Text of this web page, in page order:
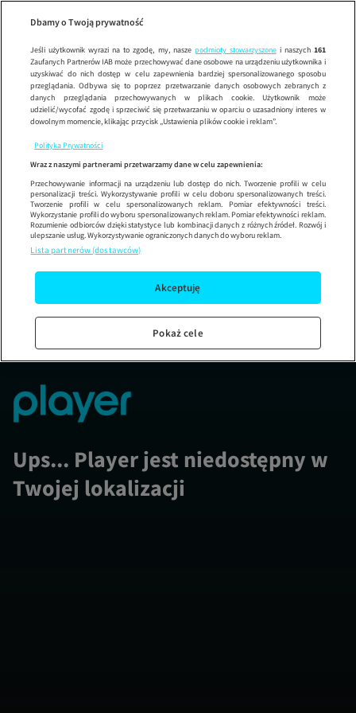
Wypróbuj aplikację mobilną
Korzystaj z łatwiejszej nawigacji i ciesz się szybszym
Ups... Player jest niedostępny w
Twojej lokalizacji
Dbamy o Twoją prywatność
Jeśli użytkownik wyrazi na to zgodę, my, nasze podmioty stowarzyszonei naszych 161
Zaufanych Partnerów IAB może przechowywać dane osobowe na urządzeniu użytkownika i
uzyskiwać do nich dostęp w celu zapewnienia bardziej spersonalizowanego sposobu
przeglądania. Odbywa się to poprzez przetwarzanie danych osobowych zebranych z
danych przeglądania przechowywanych w plikach cookie. Użytkownik może
udzielić/wycofać zgodę i sprzeciwić się przetwarzaniu w oparciu o uzasadniony interes w
dowolnym momencie, klikając przycisk „Ustawienia plików cookie i reklam”.
Polityka Prywatności
Wraz z naszymi partnerami przetwarzamy dane w celu zapewnienia:
Przechowywanie informacji na urządzeniu lub dostęp do nich. Tworzenie profili w celu
personalizacji treści. Wykorzystywanie profili w celu doboru spersonalizowanych treści.
Tworzenie profili w celu spersonalizowanych reklam. Pomiar efektywności treści.
Wykorzystanie profili do wyboru spersonalizowanych reklam. Pomiar efektywności reklam.
Rozumienie odbiorców dzięki statystyce lub kombinacji danych z różnych źródeł. Rozwój i
ulepszanie usług. Wykorzystywanie ograniczonych danych do wyboru reklam.
Lista partnerów (dostawców)
Akceptuję
Pokaż cele